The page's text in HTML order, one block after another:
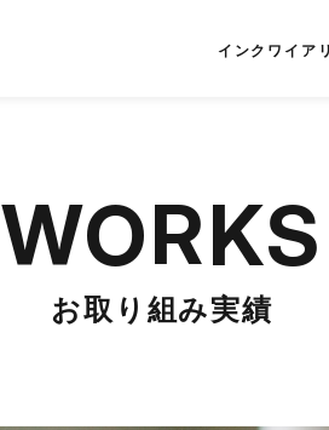
インクワイア
WORKS
お取り組み実績